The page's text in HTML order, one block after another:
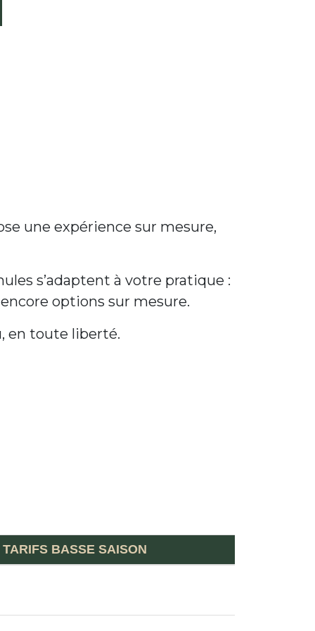
une expérience sur mesure,
s’adaptent à votre pratique :
options sur mesure.
en toute liberté.
TARIFS BASSE SAISON